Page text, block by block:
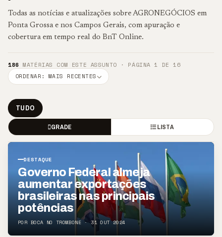
Todas as notícias e atualizações sobre AGRONEGÓCIOS em
Ponta Grossa e nos Campos Gerais, com apuração e
cobertura em tempo real do BnT Online.
186 MATÉRIAS COM ESTE ASSUNTO · PÁGINA 1 DE 16
ORDENAR: MAIS RECENTES
TUDO
GRADE LISTA
DESTAQUE
Governo Federal almeja
aumentar exportações
brasileiras nas principais
potências
POR BOCA NO TROMBONE · 31 OUT 2024